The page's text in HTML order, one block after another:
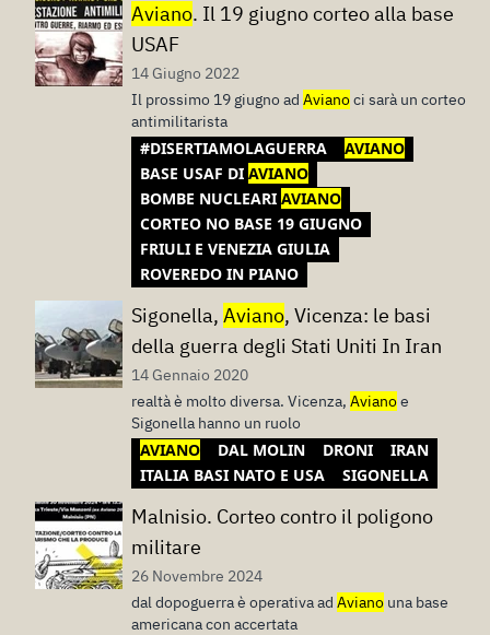
Aviano. Il 19 giugno corteo alla base
USAF
14 Giugno 2022
Il prossimo 19 giugno ad Avianoci sarà un corteo
antimilitarista
#DISERTIAMOLAGUERRA
AVIANO
BASE USAF DI AVIANO
BOMBE NUCLEARI AVIANO
CORTEO NO BASE 19 GIUGNO
FRIULI E VENEZIA GIULIA
ROVEREDO IN PIANO
Sigonella, Aviano, Vicenza: le basi
della guerra degli Stati Uniti In Iran
14 Gennaio 2020
realtà è molto diversa. Vicenza, Avianoe
Sigonella hanno un ruolo
AVIANO DAL MOLIN DRONI
IRAN
ITALIA BASI NATO E USA
SIGONELLA
Malnisio. Corteo contro il poligono
militare
26 Novembre 2024
dal dopoguerra è operativa ad Aviano una base
americana con accertata